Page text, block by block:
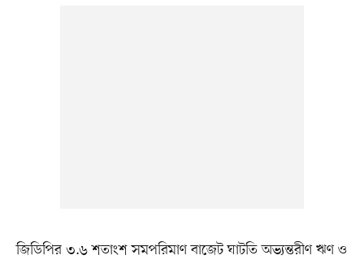
জিডিপির ৩.৬ শতাংশ সমপরিমাণ বাজেট ঘাটতি অভ্যন্তরীণ ঋণ ও